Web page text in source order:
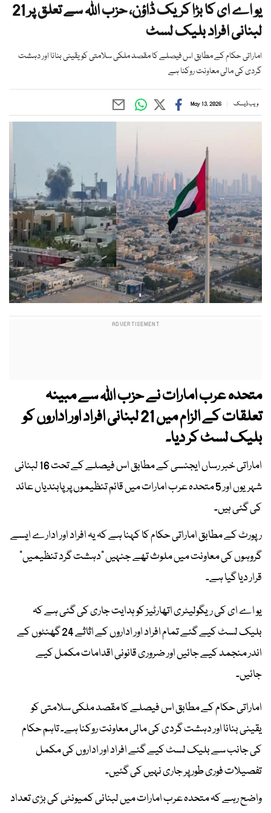
یو اے ای کا بڑا کریک ڈاؤن، حزب اللہ سے تعلق پر 21
لبنانی افراد بلیک لسٹ
اماراتی حکام کے مطابق اس فیصلے کا مقصد ملکی سلامتی کو یقینی بنانا اور دہشت
گردی کی مالی معاونت روکنا ہے
ویب ڈیسک May 13, 2026
متحدہ عرب امارات نے حزب اللہ سے مبینہ
تعلقات کے الزام میں 21 لبنانی افراد اور اداروں کو
بلیک لسٹ کر دیا۔
اماراتی خبر رساں ایجنسی کے مطابق اس فیصلے کے تحت 16 لبنانی
شہریوں اور 5 متحدہ عرب امارات میں قائم تنظیموں پر پابندیاں عائد
کی گئی ہیں۔
رپورٹ کے مطابق اماراتی حکام کا کہنا ہے کہ یہ افراد اور ادارے ایسے
گروہوں کی معاونت میں ملوث تھے جنہیں “دہشت گرد تنظیمیں”
قرار دیا گیا ہے۔
یو اے ای کی ریگولیٹری اتھارٹیز کو ہدایت جاری کی گئی ہے کہ
بلیک لسٹ کیے گئے تمام افراد اور اداروں کے اثاثے 24 گھنٹوں کے
اندر منجمد کیے جائیں اور ضروری قانونی اقدامات مکمل کیے
جائیں۔
اماراتی حکام کے مطابق اس فیصلے کا مقصد ملکی سلامتی کو
یقینی بنانا اور دہشت گردی کی مالی معاونت روکنا ہے۔ تاہم حکام
کی جانب سے بلیک لسٹ کیے گئے افراد اور اداروں کی مکمل
تفصیلات فوری طور پر جاری نہیں کی گئیں۔
واضح رہے کہ متحدہ عرب امارات میں لبنانی کمیونٹی کی بڑی تعداد